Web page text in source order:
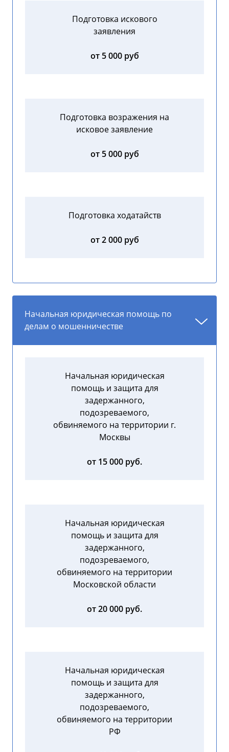
Подготовка искового
заявления
от 5 000 руб
Подготовка возражения на
исковое заявление
от 5 000 руб
Подготовка ходатайств
от 2 000 руб
Начальная юридическая помощь по
делам о мошенничестве
Начальная юридическая
помощь и защита для
задержанного,
подозреваемого,
обвиняемого на территории г.
Москвы
от 15 000 руб.
Начальная юридическая
помощь и защита для
задержанного,
подозреваемого,
обвиняемого на территории
Московской области
от 20 000 руб.
Начальная юридическая
помощь и защита для
задержанного,
подозреваемого,
обвиняемого на территории
РФ